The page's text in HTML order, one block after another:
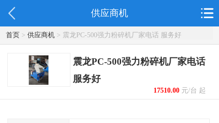
供应商机
首页> 供应商机> 震龙PC-500强力粉碎机厂家电话 服务好
震龙PC-500强力粉碎机厂家电话
服务好
17510.00元/台 起